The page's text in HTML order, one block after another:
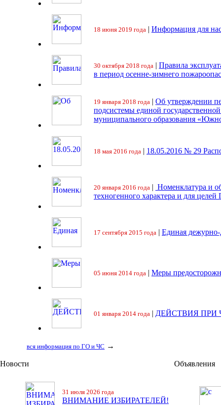
18 июня 2019 года | Информация для
30 октября 2018 года | Правила
в период осенне-зимнего
19 января 2018 года | Об утверждении
подсистемы единой
муниципального образования
18 мая 2016 года | 18.05.2016 № 29
20 января 2016 года | Номенклатура и
техногенного характера и для целей
17 сентября 2015 года | Единая
05 июня 2014 года | Меры
01 января 2014 года | ДЕЙСТВИЯ ПРИ
вся информация по ГО и ЧС →
Новости
31 июля 2026 года
ВНИМАНИЕ ИЗБИРАТЕЛЕЙ!
Объявления